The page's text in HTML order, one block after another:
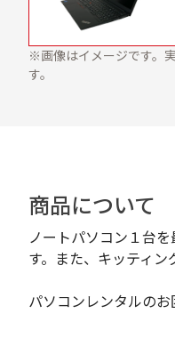
※画像はイメージです。
す。
商品について
ノートパソコン１台
す。また、キッティ
パソコンレンタルの